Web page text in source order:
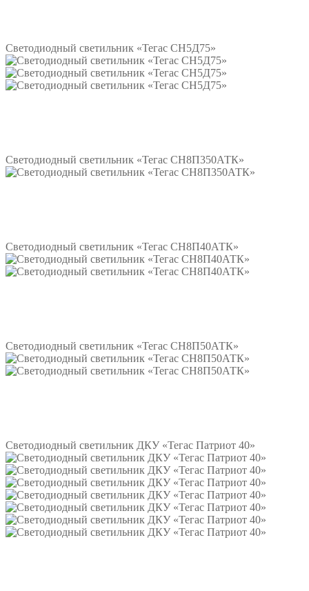
Светодиодный светильник «Тегас СН5Д75»
Светодиодный светильник «Тегас СН8П350АТК»
Светодиодный светильник «Тегас СН8П40АТК»
Светодиодный светильник «Тегас СН8П50АТК»
Светодиодный светильник ДКУ «Тегас Патриот 40»